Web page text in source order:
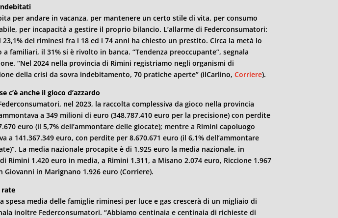
per andare in vacanza, per mantenere un certo stile di vita, per consumo
per incapacità a gestire il proprio bilancio. L’allarme di Federconsumatori:
23,1% dei riminesi fra i 18 ed i 74 anni ha chiesto un prestito. Circa la metà lo
a familiari, il 31% si è rivolto in banca. “Tendenza preoccupante”, segnala
“Nel 2024 nella provincia di Rimini registriamo negli organismi di
della crisi da sovra indebitamento, 70 pratiche aperte” (ilCarlino,Corriere).
c’è anche il gioco d’azzardo
nel 2023, la raccolta complessiva da gioco nella provincia
a 349 milioni di euro (348.787.410 euro per la precisione) con perdite
euro (il 5,7% dell’ammontare delle giocate); mentre a Rimini capoluogo
a 141.367.349 euro, con perdite per 8.670.671 euro (il 6,1% dell’ammontare
La media nazionale procapite è di 1.925 euro la media nazionale, in
Rimini 1.420 euro in media, a Rimini 1.311, a Misano 2.074 euro, Riccione 1.967
Giovanni in Marignano 1.926 euro (Corriere).
rate
spesa media delle famiglie riminesi per luce e gas crescerà di un migliaio di
inoltre Federconsumatori. “Abbiamo centinaia e centinaia di richieste di